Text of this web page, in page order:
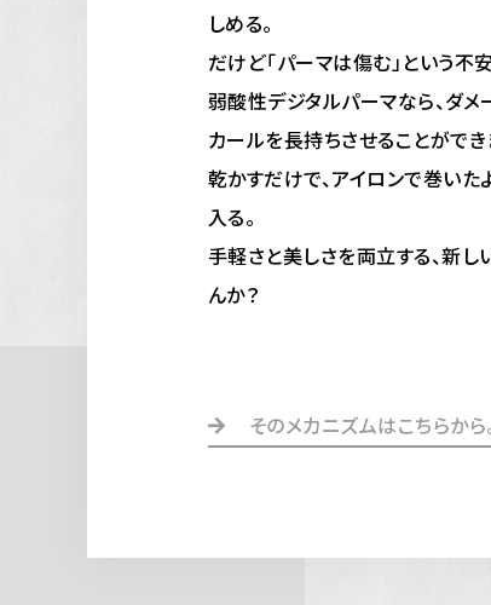
しめる。
だけど「パーマは傷む」という不
弱酸性デジタルパーマなら、ダ
カールを長持ちさせることができ
乾かすだけで、アイロンで巻い
入る。
手軽さと美しさを両立する、新
んか？
そのメカニズムはこちらから